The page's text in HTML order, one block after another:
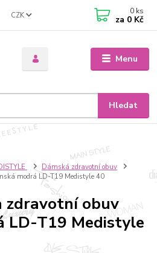
Menu
CZK
Hledat
0 ks
za 0 Kč
Dámská zdravotní obuv
modrá LD-T19 Medistyle 40
zdravotní obuv
LD-T19 Medistyle